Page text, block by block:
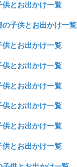
供とお出かけ一覧
の子供とお出かけ一覧
供とお出かけ一覧
供とお出かけ一覧
供とお出かけ一覧
供とお出かけ一覧
供とお出かけ一覧
供とお出かけ一覧